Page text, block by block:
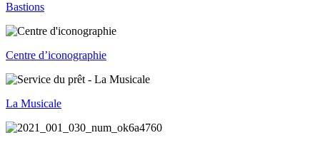
Bastions
Centre d’iconographie
La Musicale